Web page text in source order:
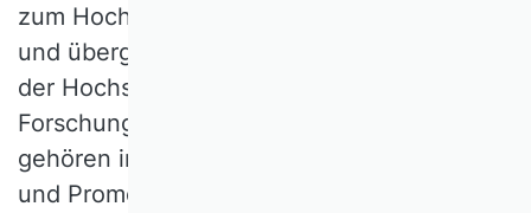
zum Hochschulzugang, sind problematisch
und übergriffig im Sinne einer Verletzung
der Hochschulautonomie bzw. Freiheit der
Forschung und Lehre. Zu dieser Freiheit
gehören insbesondere auch Habilitations-
und Promotionsordnungen sowie die